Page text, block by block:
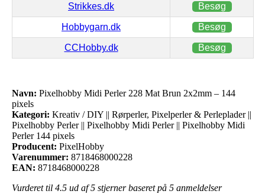
Strikkes.dk Besøg
Hobbygarn.dk Besøg
CCHobby.dk Besøg
Navn: Pixelhobby Midi Perler 228 Mat Brun 2x2mm – 144
pixels
Kategori: Kreativ / DIY || Rørperler, Pixelperler & Perleplader ||
Pixelhobby Perler || Pixelhobby Midi Perler || Pixelhobby Midi
Perler 144 pixels
Producent: PixelHobby
Varenummer: 8718468000228
EAN: 8718468000228
Vurderet til 4.5 ud af 5 stjerner baseret på 5 anmeldelser